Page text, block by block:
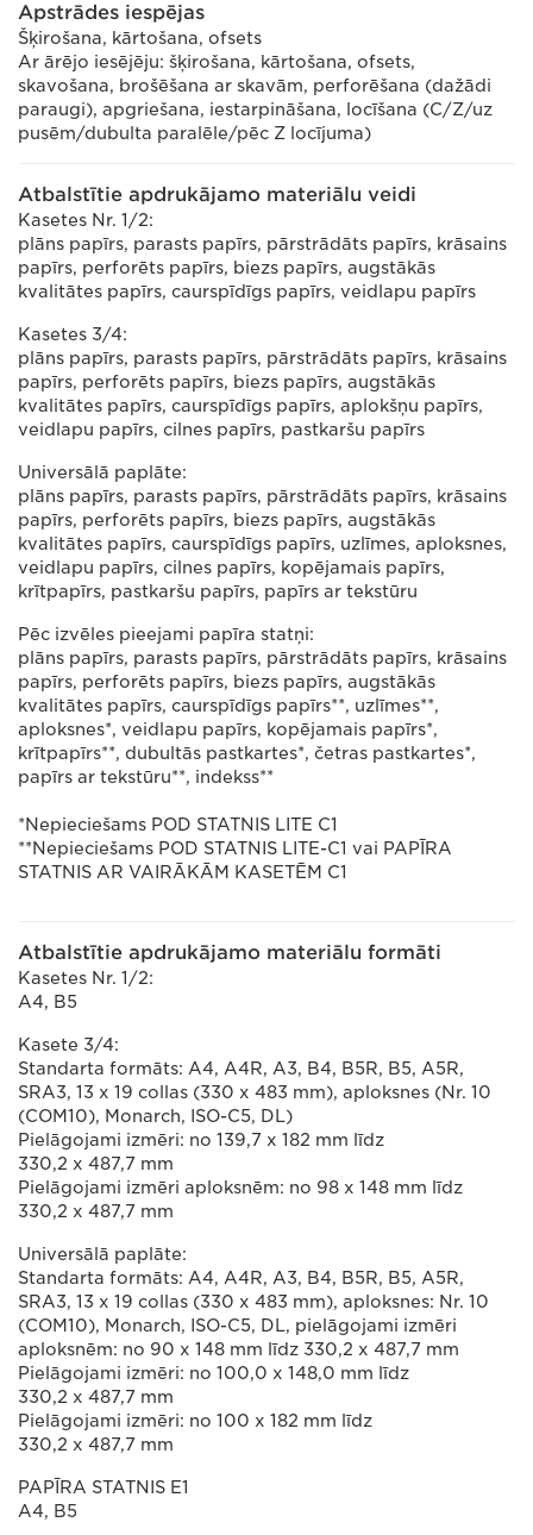
Apstrādes iespējas
Šķirošana, kārtošana, ofsets
Ar ārējo iesējēju: šķirošana, kārtošana, ofsets,
skavošana, brošēšana ar skavām, perforēšana (dažādi
paraugi), apgriešana, iestarpināšana, locīšana (C/Z/uz
pusēm/dubulta paralēle/pēc Z locījuma)
Atbalstītie apdrukājamo materiālu veidi
Kasetes Nr. 1/2:
plāns papīrs, parasts papīrs, pārstrādāts papīrs, krāsains
papīrs, perforēts papīrs, biezs papīrs, augstākās
kvalitātes papīrs, caurspīdīgs papīrs, veidlapu papīrs
Kasetes 3/4:
plāns papīrs, parasts papīrs, pārstrādāts papīrs, krāsains
papīrs, perforēts papīrs, biezs papīrs, augstākās
kvalitātes papīrs, caurspīdīgs papīrs, aplokšņu papīrs,
veidlapu papīrs, cilnes papīrs, pastkaršu papīrs
Universālā paplāte:
plāns papīrs, parasts papīrs, pārstrādāts papīrs, krāsains
papīrs, perforēts papīrs, biezs papīrs, augstākās
kvalitātes papīrs, caurspīdīgs papīrs, uzlīmes, aploksnes,
veidlapu papīrs, cilnes papīrs, kopējamais papīrs,
krītpapīrs, pastkaršu papīrs, papīrs ar tekstūru
Pēc izvēles pieejami papīra statņi:
plāns papīrs, parasts papīrs, pārstrādāts papīrs, krāsains
papīrs, perforēts papīrs, biezs papīrs, augstākās
kvalitātes papīrs, caurspīdīgs papīrs**, uzlīmes**,
aploksnes*, veidlapu papīrs, kopējamais papīrs*,
krītpapīrs**, dubultās pastkartes*, četras pastkartes*,
papīrs ar tekstūru**, indekss**
*Nepieciešams POD STATNIS LITE C1
**Nepieciešams POD STATNIS LITE-C1 vai PAPĪRA
STATNIS AR VAIRĀKĀM KASETĒM C1
Atbalstītie apdrukājamo materiālu formāti
Kasetes Nr. 1/2:
A4, B5
Kasete 3/4:
Standarta formāts: A4, A4R, A3, B4, B5R, B5, A5R,
SRA3, 13 x 19 collas (330 x 483 mm), aploksnes (Nr. 10
(COM10), Monarch, ISO-C5, DL)
Pielāgojami izmēri: no 139,7 x 182 mm līdz
330,2 x 487,7 mm
Pielāgojami izmēri aploksnēm: no 98 x 148 mm līdz
330,2 x 487,7 mm
Universālā paplāte:
Standarta formāts: A4, A4R, A3, B4, B5R, B5, A5R,
SRA3, 13 x 19 collas (330 x 483 mm), aploksnes: Nr. 10
(COM10), Monarch, ISO-C5, DL, pielāgojami izmēri
aploksnēm: no 90 x 148 mm līdz 330,2 x 487,7 mm
Pielāgojami izmēri: no 100,0 x 148,0 mm līdz
330,2 x 487,7 mm
Pielāgojami izmēri: no 100 x 182 mm līdz
330,2 x 487,7 mm
PAPĪRA STATNIS E1
A4, B5